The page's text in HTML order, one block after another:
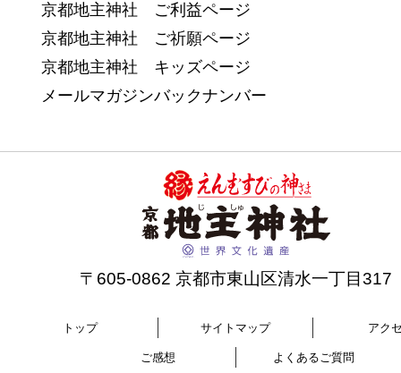
京都地主神社 ご利益ページ
京都地主神社 ご祈願ページ
京都地主神社 キッズページ
メールマガジンバックナンバー
〒605-0862 京都市東山区清水一丁目317
トップ サイトマップ アク
ご感想 よくあるご質問